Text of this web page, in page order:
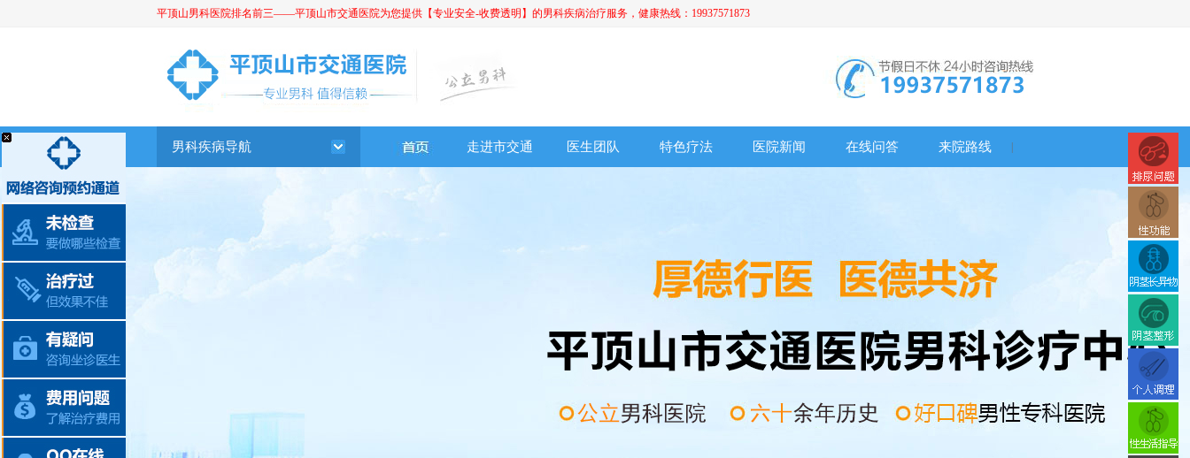
平顶山男科医院排名前三——平顶山市交通医院为您提供【专业安全-收费透明】的男科疾病治疗服务，健康热线：19937571873
男科疾病导航 走进市交通 医生团队 特色疗法 医院新闻 在线问答 来院路线